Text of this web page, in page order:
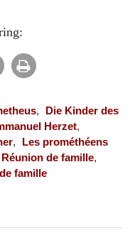
,
Die Kinder des
Herzet,
,
Les prométhéens
de famille,
famille